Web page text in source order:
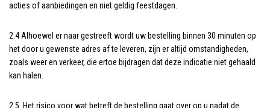
acties of aanbiedingen en niet geldig feestdagen.
2.4 Alhoewel er naar gestreeft wordt uw bestelling binnen 30 minuten op
het door u gewenste adres af te leveren, zijn er altijd omstandigheden,
zoals weer en verkeer, die ertoe bijdragen dat deze indicatie niet gehaald
kan halen.
2.5. Het risico voor wat betreft de bestelling gaat over op u nadat de